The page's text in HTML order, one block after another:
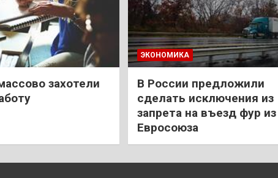
захотели
ЭКОНОМИКА
В России предложили
сделать исключения из
запрета на въезд фур из
Евросоюза